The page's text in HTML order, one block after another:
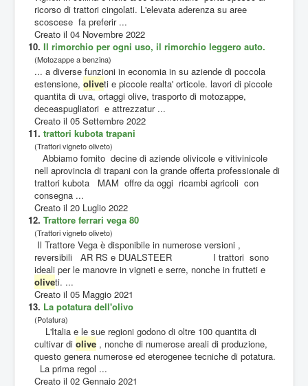
ricorso di trattori cingolati. L'elevata aderenza su aree
scoscese fa preferir ...
Creato il 04 Novembre 2022
10. Il rimorchio per ogni uso, il rimorchio leggero auto.
(Motozappe a benzina)
... a diverse funzioni in economia in su aziende di poccola
estensione, oliveti e piccole realta' orticole. lavori di piccole
quantita di uva, ortaggi olive, trasporto di motozappe,
deceaspugliatori e attrezzatur ...
Creato il 05 Settembre 2022
11. trattori kubota trapani
(Trattori vigneto oliveto)
Abbiamo fornito decine di aziende olivicole e vitivinicole
nell aprovincia di trapani con la grande offerta professionale di
trattori kubota MAM offre da oggi ricambi agricoli con
consegna ...
Creato il 20 Luglio 2022
12. Trattore ferrari vega 80
(Trattori vigneto oliveto)
Il Trattore Vega è disponibile in numerose versioni ,
reversibili AR RS e DUALSTEER I trattori sono
ideali per le manovre in vigneti e serre, nonche in frutteti e
oliveti. ...
Creato il 05 Maggio 2021
13. La potatura dell'olivo
(Potatura)
L'Italia e le sue regioni godono di oltre 100 quantita di
cultivar di olive , nonche di numerose areali di produzione,
questo genera numerose ed eterogenee tecniche di potatura.
La prima regol ...
Creato il 02 Gennaio 2021